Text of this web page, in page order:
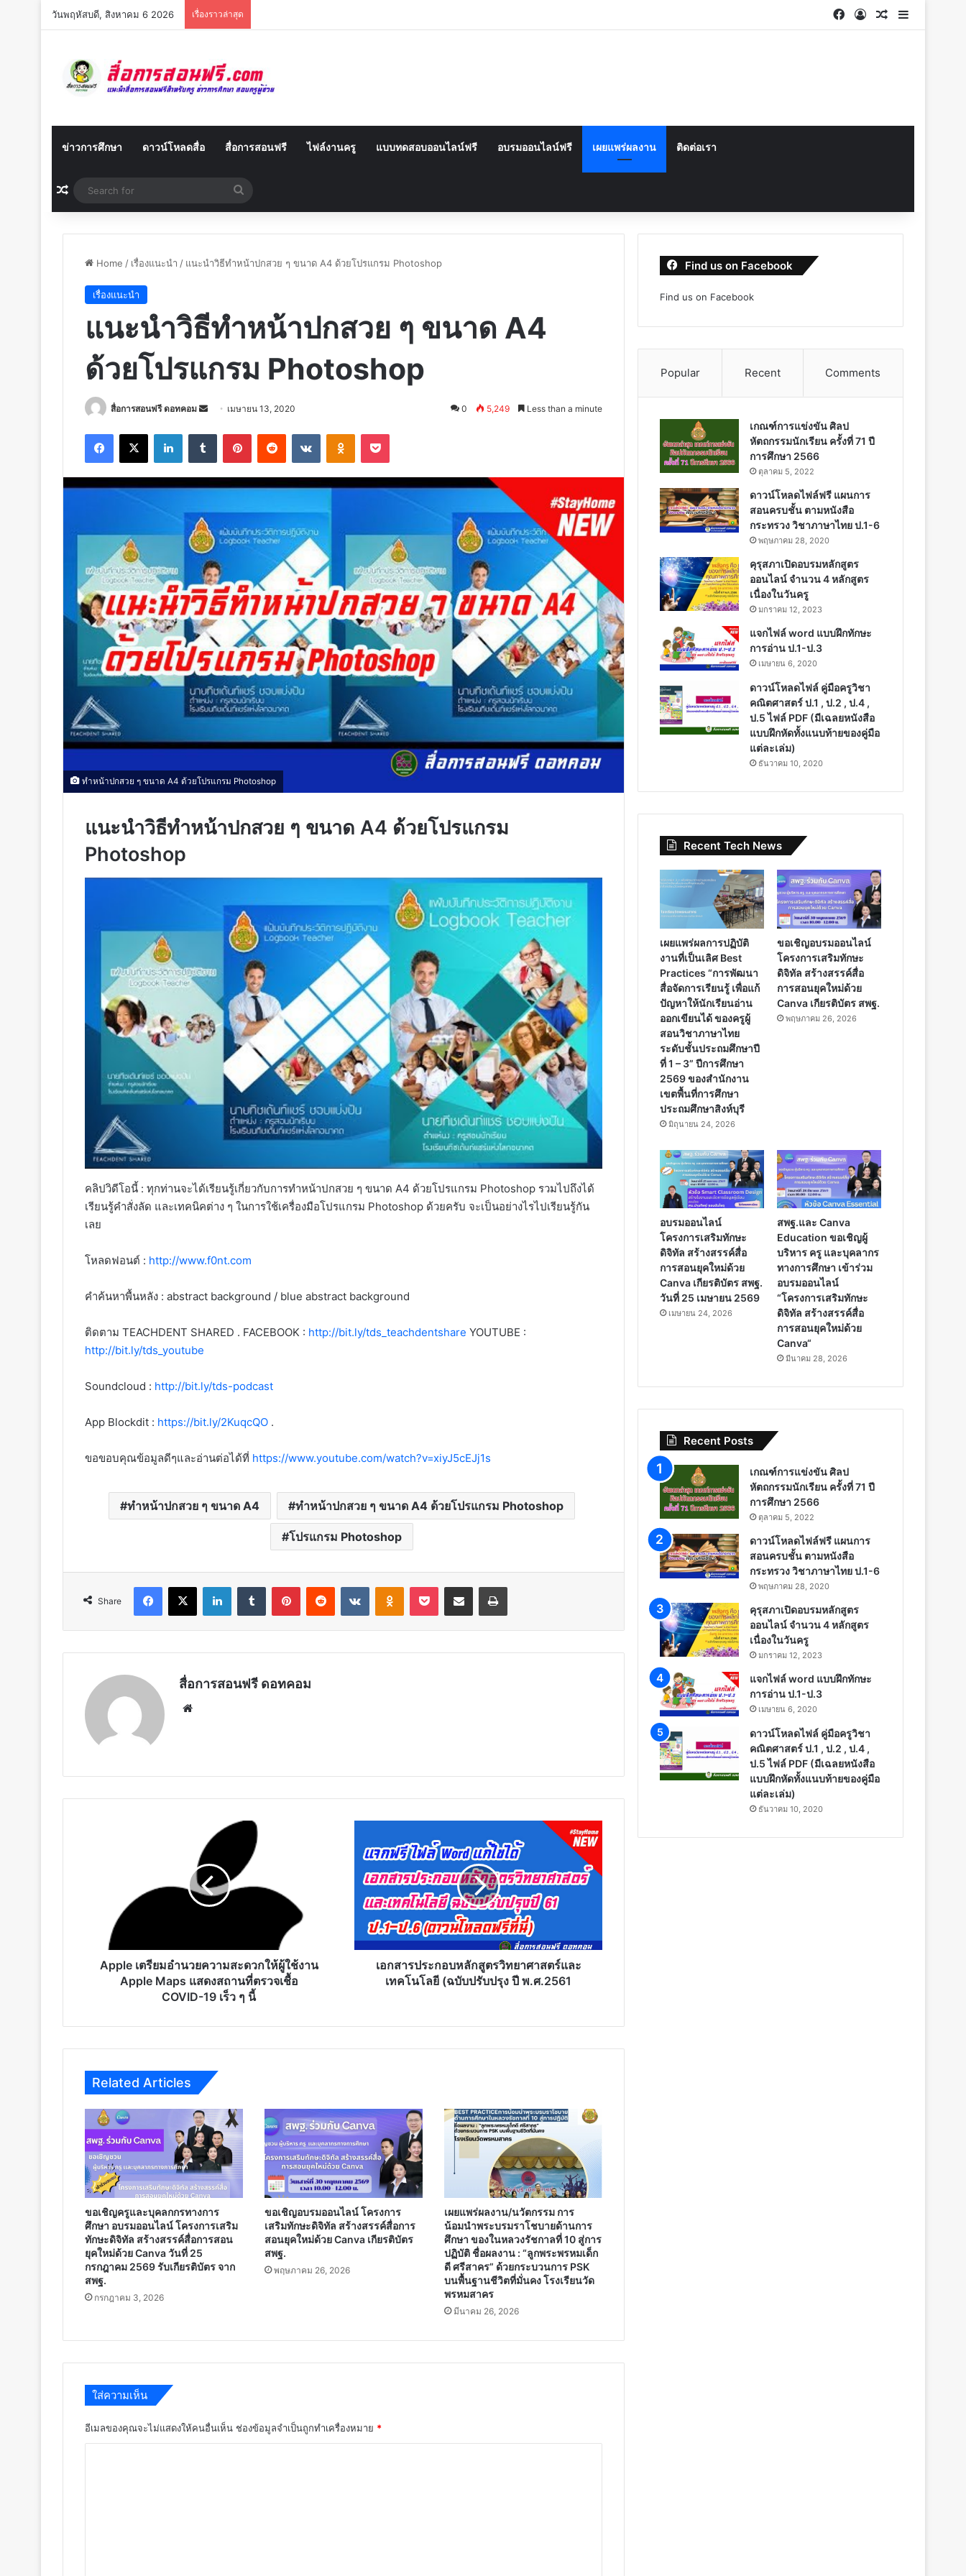
วันพฤหัสบดี, สิงหาคม 6 2026 เรื่องราวล่าสุด Facebook
Log InRandom
Sidebar
ข่าวการศึกษา ดาวน์โหลดสื่อ สื่อการสอนฟรี ไฟล์งานครู แบบทดสอบออนไลน์ฟรี อบรมออนไลน์ฟรี เผยแพร่ผลงาน ติดต่อเรา
Random Article
for
Home / เรื่องแนะนำ / แนะนำวิธีทำหน้าปกสวย ๆ ขนาด A4 ด้วยโปรแกรม Photoshop
เรื่องแนะนำ
แนะนำวิธีทำหน้าปกสวย ๆ ขนาด A4
ด้วยโปรแกรม Photoshop
สื่อการสอนฟรี ดอทคอม
Send เมษายน 13, 2020 0 5,249 Less than a minute
Facebook
X LinkedInTumblr PinterestReddit VKontakteOdnoklassniki
Pocket
ทำหน้าปกสวย ๆ ขนาด A4 ด้วยโปรแกรม Photoshop
แนะนำวิธีทำหน้าปกสวย ๆ ขนาด A4 ด้วยโปรแกรม
Photoshop
คลิปวิดีโอนี้ : ทุกท่านจะได้เรียนรู้เกี่ยวกับการทำหน้าปกสวย ๆ ขนาด A4 ด้วยโปรแกรม Photoshop รวมไปถึงได้
เรียนรู้คำสั่งลัด และเทคนิคต่าง ๆ ในการใช้เครื่องมือโปรแกรม Photoshop ด้วยครับ จะเป็นอย่างไรไปเรียนรู้กัน
เลย
โหลดฟอนต์ : http://www.f0nt.com
คำค้นหาพื้นหลัง : abstract background / blue abstract background
ติดตาม TEACHDENT SHARED . FACEBOOK : http://bit.ly/tds_teachdentshare YOUTUBE :
http://bit.ly/tds_youtube
Soundcloud : http://bit.ly/tds-podcast
App Blockdit : https://bit.ly/2KuqcQO .
ขอขอบคุณข้อมูลดีๆและอ่านต่อได้ที่ https://www.youtube.com/watch?v=xiyJ5cEJj1s
ทำหน้าปกสวย ๆ ขนาด A4 ทำหน้าปกสวย ๆ ขนาด A4 ด้วยโปรแกรม Photoshop
โปรแกรม Photoshop
Share
Facebook
X LinkedInTumblr PinterestReddit VKontakteOdnoklassniki
Pocket Share via Email Print
สื่อการสอนฟรี ดอทคอม
Apple
เชื้อ
COVID-
เร็ว
นี้
Apple เตรียมอำนวยความสะดวกให้ผู้ใช้งาน
Apple Maps แสดงสถานที่ตรวจเชื้อ
COVID-19 เร็ว ๆ นี้
หลักสูตร
วิทยาศาสตร์
และ
เทคโนโลยี
ปรับปรุง
ปี
พ.ศ.2561เอกสารประกอบหลักสูตรวิทยาศาสตร์และ
เทคโนโลยี (ฉบับปรับปรุง ปี พ.ศ.2561
Related Articles
ขอเชิญครูและบุคลกกรทางการ
ศึกษา อบรมออนไลน์ โครงการเสริม
ทักษะดิจิทัล สร้างสรรค์สื่อการสอน
ยุคใหม่ด้วย Canva วันที่ 25
กรกฎาคม 2569 รับเกียรติบัตร จาก
สพฐ.
กรกฎาคม 3, 2026
ขอเชิญอบรมออนไลน์ โครงการ
เสริมทักษะดิจิทัล สร้างสรรค์สื่อการ
สอนยุคใหม่ด้วย Canva เกียรติบัตร
สพฐ.
พฤษภาคม 26, 2026
เผยแพร่ผลงาน/นวัตกรรม การ
น้อมนำพระบรมราโชบายด้านการ
ศึกษา ของในหลวงรัชกาลที่ 10 สู่การ
ปฏิบัติ ชื่อผลงาน : “ลูกพระพรหมเด็ก
ดี ศรีสาคร” ด้วยกระบวนการ PSK
บนพื้นฐานชีวิตที่มั่นคง โรงเรียนวัด
พรหมสาคร
มีนาคม 26, 2026
ใส่ความเห็น
อีเมลของคุณจะไม่แสดงให้คนอื่นเห็น ช่องข้อมูลจำเป็นถูกทำเครื่องหมาย *
Find us on Facebook
Find us on Facebook
Popular Recent Comments
เกณฑ์การแข่งขัน ศิลป
หัตถกรรมนักเรียน ครั้งที่ 71 ปี
การศึกษา 2566
ตุลาคม 5, 2022
ดาวน์โหลดไฟล์ฟรี แผนการ
สอนครบชั้น ตามหนังสือ
กระทรวง วิชาภาษาไทย ป.1-6
พฤษภาคม 28, 2020
คุรุสภาเปิดอบรมหลักสูตร
ออนไลน์ จำนวน 4 หลักสูตร
เนื่องในวันครู
มกราคม 12, 2023
แจกไฟล์ word แบบฝึกทักษะ
การอ่าน ป.1-ป.3
เมษายน 6, 2020
ดาวน์โหลดไฟล์ คู่มือครูวิชา
คณิตศาสตร์ ป.1 , ป.2 , ป.4 ,
ป.5 ไฟล์ PDF (มีเฉลยหนังสือ
แบบฝึกหัดทั้งแนบท้ายของคู่มือ
แต่ละเล่ม)
ธันวาคม 10, 2020
Recent Tech News
เผยแพร่ผลการปฏิบัติ
งานที่เป็นเลิศ Best
Practices “การพัฒนา
สื่อจัดการเรียนรู้ เพื่อแก้
ปัญหาให้นักเรียนอ่าน
ออกเขียนได้ ของครูผู้
สอนวิชาภาษาไทย
ระดับชั้นประถมศึกษาปี
ที่ 1 – 3” ปีการศึกษา
2569 ของสำนักงาน
เขตพื้นที่การศึกษา
ประถมศึกษาสิงห์บุรี
มิถุนายน 24, 2026
ขอเชิญอบรมออนไลน์
โครงการเสริมทักษะ
ดิจิทัล สร้างสรรค์สื่อ
การสอนยุคใหม่ด้วย
Canva เกียรติบัตร สพฐ.
พฤษภาคม 26, 2026
อบรมออนไลน์
โครงการเสริมทักษะ
ดิจิทัล สร้างสรรค์สื่อ
การสอนยุคใหม่ด้วย
Canva เกียรติบัตร สพฐ.
วันที่ 25 เมษายน 2569
เมษายน 24, 2026
สพฐ.และ Canva
Education ขอเชิญผู้
บริหาร ครู และบุคลากร
ทางการศึกษา เข้าร่วม
อบรมออนไลน์
“โครงการเสริมทักษะ
ดิจิทัล สร้างสรรค์สื่อ
การสอนยุคใหม่ด้วย
Canva“
มีนาคม 28, 2026
Recent Posts
เกณฑ์การแข่งขัน ศิลป
หัตถกรรมนักเรียน ครั้งที่ 71 ปี
การศึกษา 2566
ตุลาคม 5, 2022
ดาวน์โหลดไฟล์ฟรี แผนการ
สอนครบชั้น ตามหนังสือ
กระทรวง วิชาภาษาไทย ป.1-6
พฤษภาคม 28, 2020
คุรุสภาเปิดอบรมหลักสูตร
ออนไลน์ จำนวน 4 หลักสูตร
เนื่องในวันครู
มกราคม 12, 2023
แจกไฟล์ word แบบฝึกทักษะ
การอ่าน ป.1-ป.3
เมษายน 6, 2020
ดาวน์โหลดไฟล์ คู่มือครูวิชา
คณิตศาสตร์ ป.1 , ป.2 , ป.4 ,
ป.5 ไฟล์ PDF (มีเฉลยหนังสือ
แบบฝึกหัดทั้งแนบท้ายของคู่มือ
แต่ละเล่ม)
ธันวาคม 10, 2020